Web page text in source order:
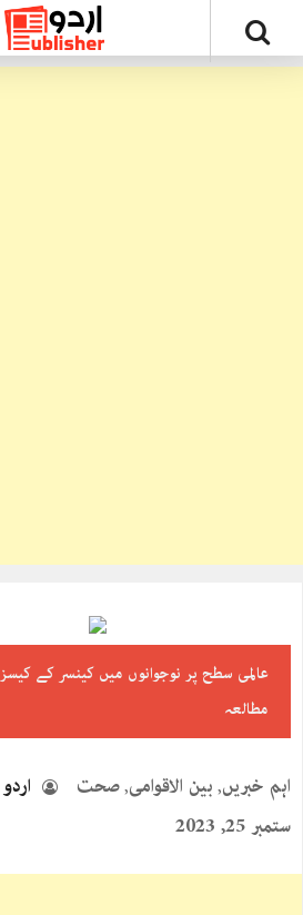
مطالعہ
اہم خبریں, بین الاقوامی,صحت
ستمبر 25, 2023